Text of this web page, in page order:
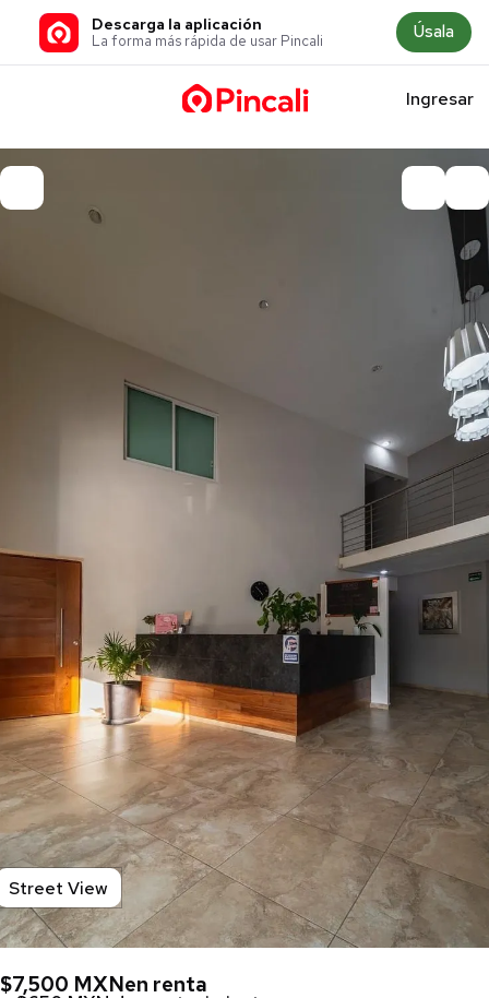
Descarga la aplicación
La forma más rápida de usar Pincali Úsala
Ingresar
Street View
$7,500 MXNen renta